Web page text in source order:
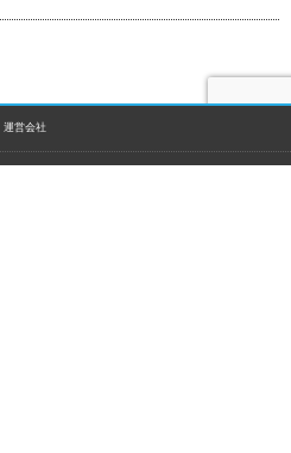
運営会社